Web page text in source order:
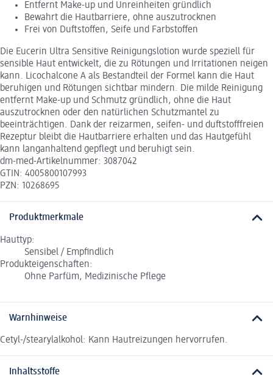
Entfernt Make-up und Unreinheiten gründlich
Bewahrt die Hautbarriere, ohne auszutrocknen
Frei von Duftstoffen, Seife und Farbstoffen
Die Eucerin Ultra Sensitive Reinigungslotion wurde speziell für
sensible Haut entwickelt, die zu Rötungen und Irritationen neigen
kann. Licochalcone A als Bestandteil der Formel kann die Haut
beruhigen und Rötungen sichtbar mindern. Die milde Reinigung
entfernt Make-up und Schmutz gründlich, ohne die Haut
auszutrocknen oder den natürlichen Schutzmantel zu
beeinträchtigen. Dank der reizarmen, seifen- und duftstofffreien
Rezeptur bleibt die Hautbarriere erhalten und das Hautgefühl
kann langanhaltend gepflegt und beruhigt sein.
dm-med-Artikelnummer: 3087042
GTIN: 4005800107993
PZN: 10268695
Produktmerkmale
Hauttyp:
Sensibel / Empfindlich
Produkteigenschaften:
Ohne Parfüm, Medizinische Pflege
Warnhinweise
Cetyl-/stearylalkohol: Kann Hautreizungen hervorrufen.
Inhaltsstoffe